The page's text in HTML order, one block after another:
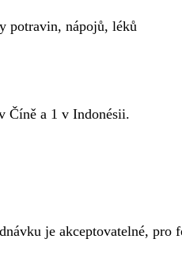
potravin, nápojů, léků
Číně a 1 v Indonésii.
je akceptovatelné, pro